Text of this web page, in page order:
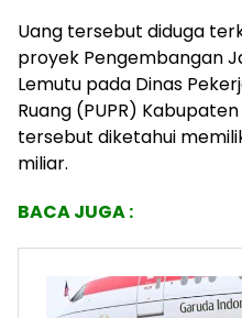
Uang tersebut diduga
proyek Pengembangan
Lemutu pada Dinas
Ruang (PUPR)
tersebut diketahui
miliar.
BACA JUGA :